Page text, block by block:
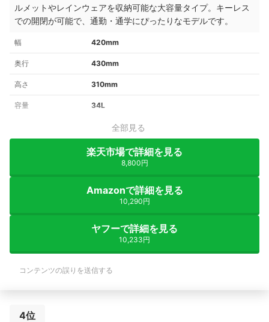
ルメットやレインウェアを収納可能な大容量タイプ。キーレス
での開閉が可能で、通勤・通学にぴったりなモデルです。
幅 420mm
奥行 430mm
高さ 310mm
容量 34L
全部見る
楽天市場で詳細を見る
8,800円
Amazonで詳細を見る
10,290円
ヤフーで詳細を見る
10,233円
コンテンツの誤りを送信する
4位